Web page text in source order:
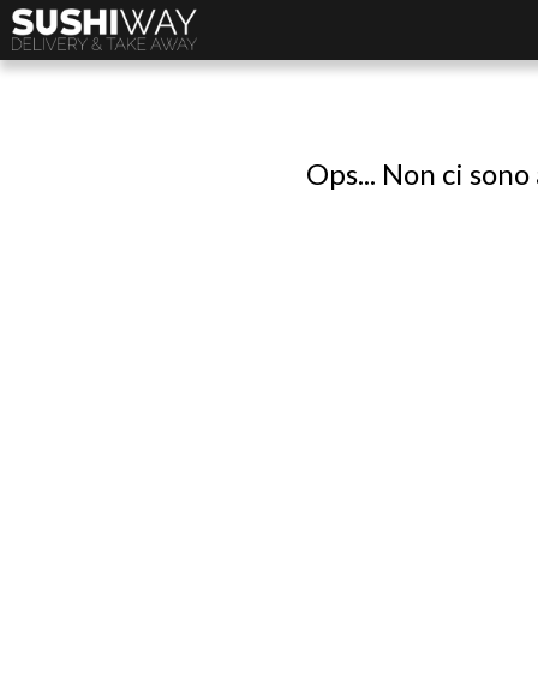
Ops... Non ci